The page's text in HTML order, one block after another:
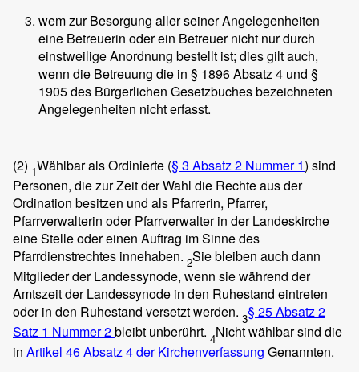
wem zur Besorgung aller seiner Angelegenheiten
eine Betreuerin oder ein Betreuer nicht nur durch
einstweilige Anordnung bestellt ist; dies gilt auch,
wenn die Betreuung die in § 1896 Absatz 4 und §
1905 des Bürgerlichen Gesetzbuches bezeichneten
Angelegenheiten nicht erfasst.
(2) 1Wählbar als Ordinierte (§ 3 Absatz 2 Nummer 1) sind
Personen, die zur Zeit der Wahl die Rechte aus der
Ordination besitzen und als Pfarrerin, Pfarrer,
Pfarrverwalterin oder Pfarrverwalter in der Landeskirche
eine Stelle oder einen Auftrag im Sinne des
Pfarrdienstrechtes innehaben. 2Sie bleiben auch dann
Mitglieder der Landessynode, wenn sie während der
Amtszeit der Landessynode in den Ruhestand eintreten
oder in den Ruhestand versetzt werden. 3§ 25 Absatz 2
Satz 1 Nummer 2bleibt unberührt. 4Nicht wählbar sind die
in Artikel 46 Absatz 4 der Kirchenverfassung Genannten.